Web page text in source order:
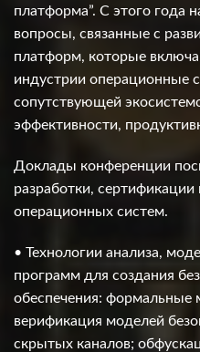
платформа”. С этого года
вопросы, связанные с
платформ, которые
индустрии операционные
сопутствующей
эффективности,
Доклады конференции
разработки, сертификации
операционных систем.
• Технологии анализа,
программ для создания
обеспечения: формальные
верификация моделей
скрытых каналов;